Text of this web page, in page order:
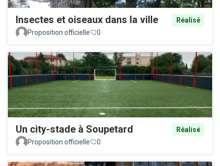
Insectes et oiseaux dans la ville
Réalisé
Proposition officielle
0
Un city-stade à Soupetard
Réalisé
Proposition officielle
0